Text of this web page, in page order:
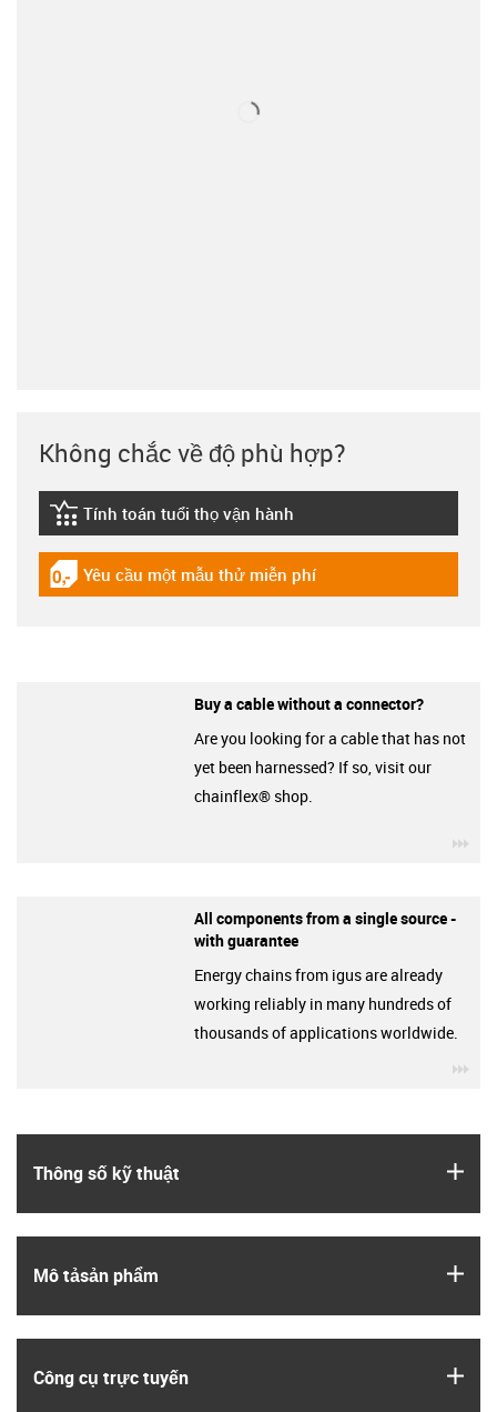
Thông số kỹ thuật
Mô tả­sản phẩm
Công cụ trực tuyến
Không chắc về độ phù hợp?
igus-icon-lebensdauerrechner
Tính toán tuổi thọ vận hành
igus-icon-gratismuster
Yêu cầu một mẫu thử miễn phí
Buy a cable without a connector?
Are you looking for a cable that has not
yet been harnessed? If so, visit our
chainflex® shop.
All components from a single source -
with guarantee
Energy chains from igus are already
working reliably in many hundreds of
thousands of applications worldwide.